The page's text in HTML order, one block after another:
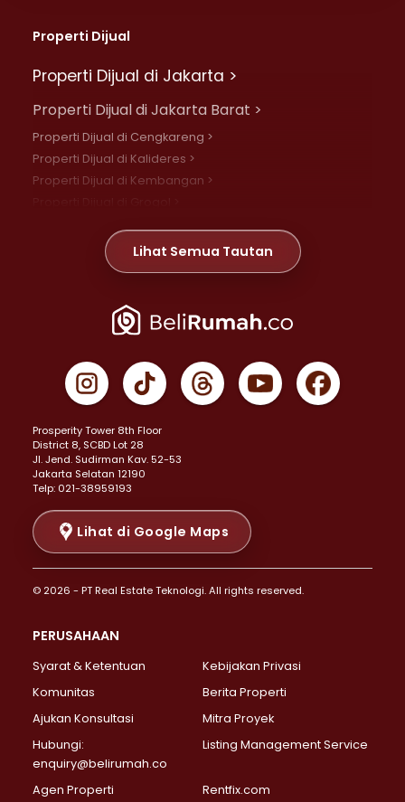
Properti Dijual
Properti Dijual di Jakarta >
Properti Dijual di Jakarta Barat >
Properti Dijual di Cengkareng >
Properti Dijual di Kalideres >
Properti Dijual di Kembangan >
Properti Dijual di Meruya >
Properti Dijual di Jelambar >
Properti Dijual di Jakarta Pusat >
Properti Dijual di Gambir >
Properti Dijual di Johar Baru >
Properti Dijual di Menteng >
Properti Dijual di Senen >
Properti Dijual di Tanah Abang >
Properti Dijual di Cikini >
Properti Dijual di Kramat >
Properti Dijual di Pasar Baru >
Properti Dijual di Bendungan Hilir >
Properti Dijual di Jakarta Selatan >
Properti Dijual di Lebak Bulus >
Properti Dijual di Gandaria Selatan >
Properti Dijual di Pondok Labu >
Properti Dijual di Lenteng Agung >
Properti Dijual di Senayan >
Properti Dijual di Pondok Pinang >
Lihat Semua Tautan
Prosperity Tower 8th Floor
District 8, SCBD Lot 28
JI. Jend. Sudirman Kav. 52-53
Jakarta Selatan 12190
Telp: 021-38959193
Lihat di Google Maps
© 2026 - PT Real Estate Teknologi. All rights reserved.
PERUSAHAAN
Syarat & Ketentuan
Kebijakan Privasi
Komunitas
Berita Properti
Ajukan Konsultasi
Mitra Proyek
Hubungi:
enquiry@belirumah.co
Listing Management Service
Agen Properti Rentfix.com